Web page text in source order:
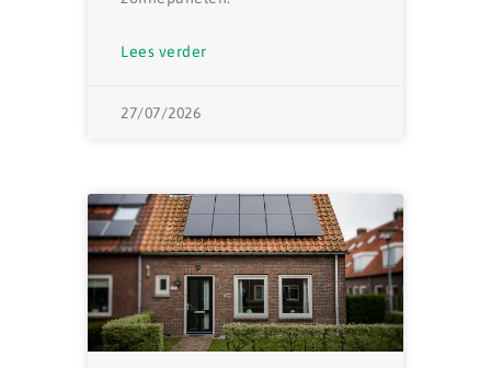
Lees verder
27/07/2026